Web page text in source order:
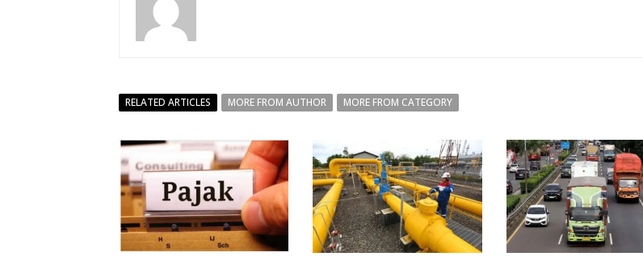
RELATED ARTICLES MORE FROM AUTHOR MORE FROM CATEGORY